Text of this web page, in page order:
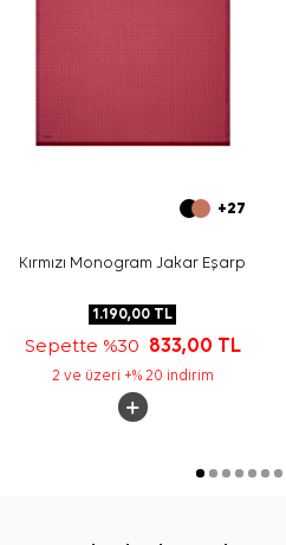
+27
Kırmızı Monogram Jakar Eşarp
1.190,00 TL
Sepette %30 833,00 TL
2 ve üzeri +% 20 indirim